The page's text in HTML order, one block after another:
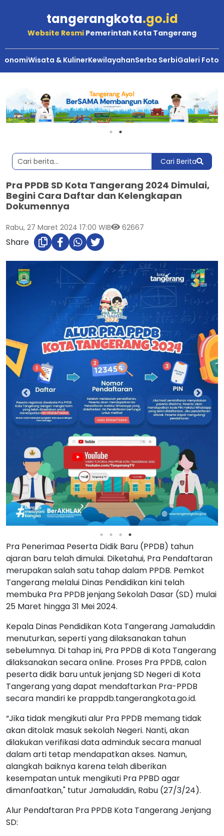
tangerangkota.go.id
Website Resmi Pemerintah Kota Tangerang
Wisata & KulinerKewilayahanSerba SerbiGaleri Foto
Cari Berita
Pra PPDB SD Kota Tangerang 2024 Dimulai,
Begini Cara Daftar dan Kelengkapan
Dokumennya
Rabu, 27 Maret 2024 17:00 WIB 62667
Share
Pra Penerimaa Peserta Didik Baru (PPDB) tahun
ajaran baru telah dimulai. Diketahui, Pra Pendaftaran
merupakan salah satu tahap dalam PPDB. Pemkot
Tangerang melalui Dinas Pendidikan kini telah
membuka Pra PPDB jenjang Sekolah Dasar (SD) mulai
25 Maret hingga 31 Mei 2024.
Kepala Dinas Pendidikan Kota Tangerang Jamaluddin
menuturkan, seperti yang dilaksanakan tahun
sebelumnya. Di tahap ini, Pra PPDB di Kota Tangerang
dilaksanakan secara online. Proses Pra PPDB, calon
peserta didik baru untuk jenjang SD Negeri di Kota
Tangerang yang dapat mendaftarkan Pra-PPDB
secara mandiri ke prappdb.tangerangkota.go.id.
“Jika tidak mengikuti alur Pra PPDB memang tidak
akan ditolak masuk sekolah Negeri. Nanti, akan
dilakukan verifikasi data adminduk secara manual
dalam arti tetap mendapatkan akses. Namun,
alangkah baiknya karena telah diberikan
kesempatan untuk mengikuti Pra PPBD agar
dimanfaatkan," tutur Jamaluddin, Rabu (27/3/24).
Alur Pendaftaran Pra PPDB Kota Tangerang Jenjang
SD: